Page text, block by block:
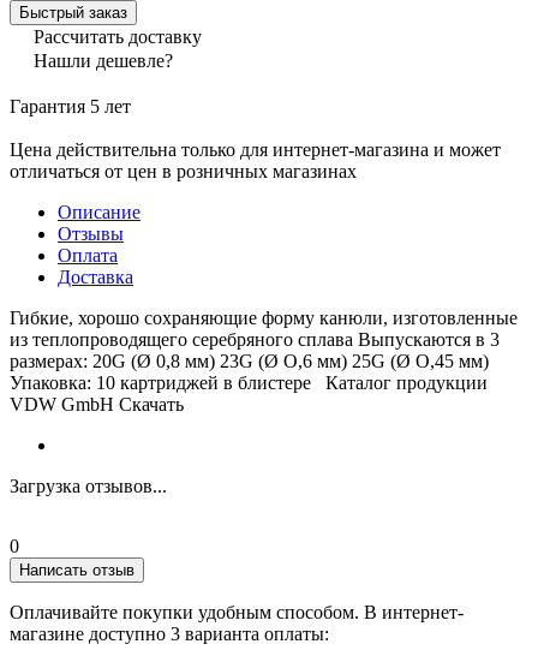
Быстрый заказ
Рассчитать доставку
Нашли дешевле?
Гарантия 5 лет
Цена действительна только для интернет-магазина и может
отличаться от цен в розничных магазинах
Описание
Отзывы
Оплата
Доставка
Гибкие, хорошо сохраняющие форму канюли, изготовленные
из теплопроводящего серебряного сплава Выпускаются в 3
размерах: 20G (Ø 0,8 мм) 23G (Ø O,6 мм) 25G (Ø O,45 мм)
Упаковка: 10 картриджей в блистере Каталог продукции
VDW GmbH Cкачать
Загрузка отзывов...
0
Написать отзыв
Оплачивайте покупки удобным способом. В интернет-
магазине доступно 3 варианта оплаты: